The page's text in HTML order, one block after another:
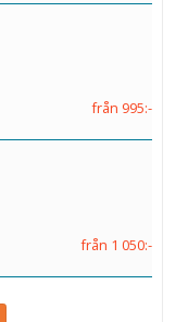
från 995:-
från 1 050:-